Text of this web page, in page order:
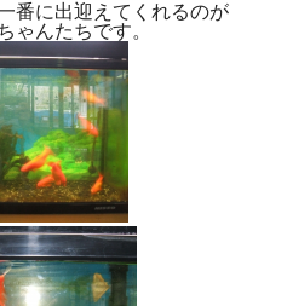
番に出迎えてくれるのが
ゃんたちです。